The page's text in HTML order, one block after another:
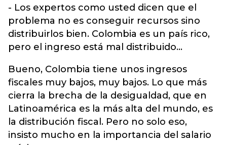
- Los expertos como usted dicen que el
problema no es conseguir recursos sino
distribuirlos bien. Colombia es un país rico,
pero el ingreso está mal distribuido…
Bueno, Colombia tiene unos ingresos
fiscales muy bajos, muy bajos. Lo que más
cierra la brecha de la desigualdad, que en
Latinoamérica es la más alta del mundo, es
la distribución fiscal. Pero no solo eso,
insisto mucho en la importancia del salario